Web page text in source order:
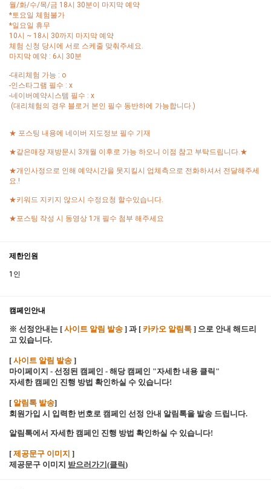
월/화/수/목/금 18시 30분이 마지막 예약
*토요일 체험불가
*일요일 휴무
10시 ~ 18시 30까지 마지막 예약
체험 신청 당시에 서로 스케줄 맞춰주세요.
마지막 예약 : 6시 30분
-대리체험 가능 : o
-인스타그램 필수 : x
-네이버예약시스템 필수 : x
(대리체험의 경우 블로거 본인 필수 동반하에 가능합니다.)
★ 포스팅 내용에 네이버 지도정보 필수 기재
★같은매장 재방문시 3개월 이후로 가능 하오니 이점 참고 부탁드립니다.★
★개인사정으로 인해 예약시간을 못지킬시 업체측으로 전화하셔서 전달해주세
요.!
★키워드 지키지 않으시 수정요청 할수있습니다.
★포스팅 작성 시 동영상 1개 필수 첨부 해주세요
제한인원
1인
캠페인안내
※ 선정안내는 [ 사이트 알림 발송 ] 과 [ 카카오 알림톡 ] 으로 안내 해드리
고 있습니다.
[ 사이트 알림 발송 ]
마이페이지 - 선정된 캠페인 - 해당 캠페인 "자세한 내용 클릭"
자세한 캠페인 진행 방법 확인하실 수 있습니다!
[ 알림톡 발송]
회원가입 시 입력한 번호로 캠페인 선정 안내 알림톡을 발송 드립니다.
알림톡에서 자세한 캠페인 진행 방법 확인하실 수 있습니다!
[ 제공문구 이미지 ]
제공문구 이미지 받으러가기(클릭 )